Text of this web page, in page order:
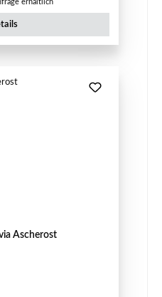
erhältlich
Ascherost